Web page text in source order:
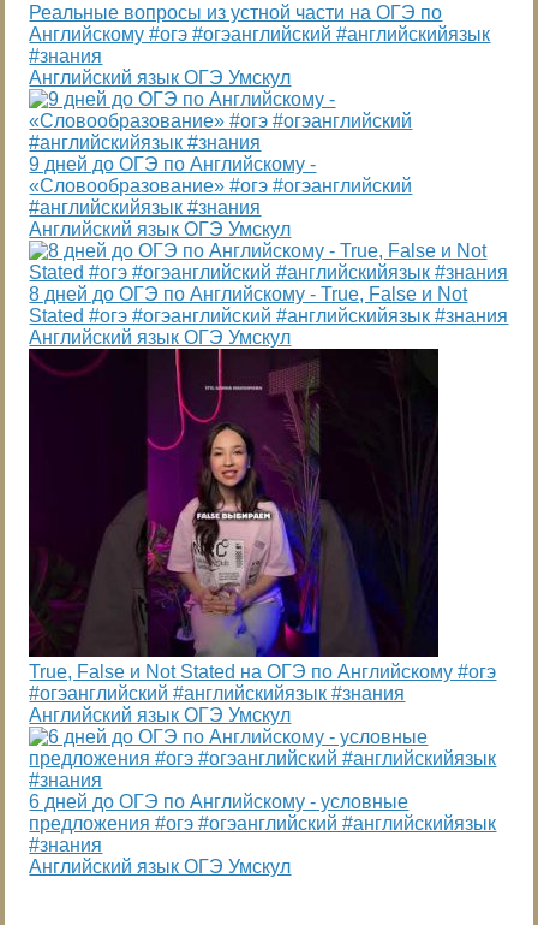
Реальные вопросы из устной части на ОГЭ по
Английскому #огэ #огэанглийский #английскийязык
#знания
Английский язык ОГЭ Умскул
9 дней до ОГЭ по Английскому -
«Словообразование» #огэ #огэанглийский
#английскийязык #знания
Английский язык ОГЭ Умскул
8 дней до ОГЭ по Английскому - True, False и Not
Stated #огэ #огэанглийский #английскийязык #знания
Английский язык ОГЭ Умскул
True, False и Not Stated на ОГЭ по Английскому #огэ
#огэанглийский #английскийязык #знания
Английский язык ОГЭ Умскул
6 дней до ОГЭ по Английскому - условные
предложения #огэ #огэанглийский #английскийязык
#знания
Английский язык ОГЭ Умскул